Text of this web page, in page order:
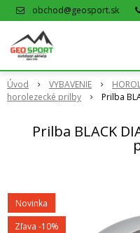
obchod@geosport.sk
Úvod VYBAVENIE
horolezecké prilby
Prilba
Prilba BLACK
Novinka
Zľava -10%